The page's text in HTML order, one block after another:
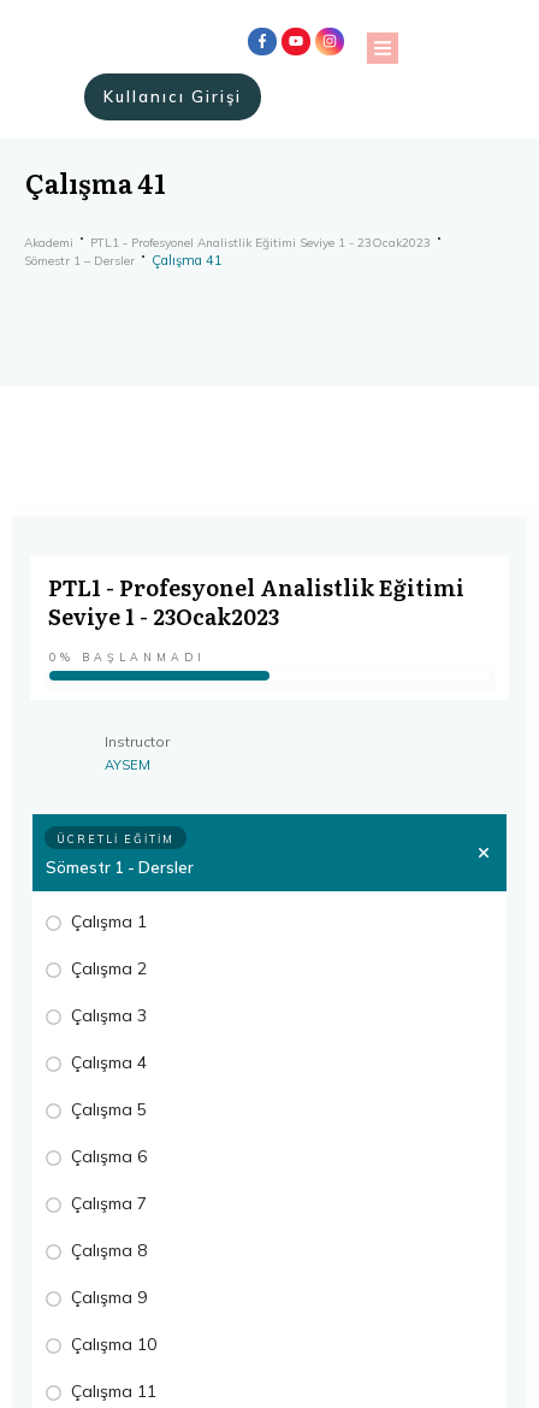
Kullanıcı Girişi
Çalışma 41
Akademi
PTL1 - Profesyonel Analistlik Eğitimi Seviye 1 - 23Ocak2023
Sömestr 1 – Dersler
Çalışma 41
PTL1 - Profesyonel Analistlik Eğitimi
Seviye 1 - 23Ocak2023
0% BAŞLANMADI
Instructor
AYSEM
ÜCRETLI EĞITIM
Sömestr 1 - Dersler
Çalışma 1
Çalışma 2
Çalışma 3
Çalışma 4
Çalışma 5
Çalışma 6
Çalışma 7
Çalışma 8
Çalışma 9
Çalışma 10
Çalışma 11